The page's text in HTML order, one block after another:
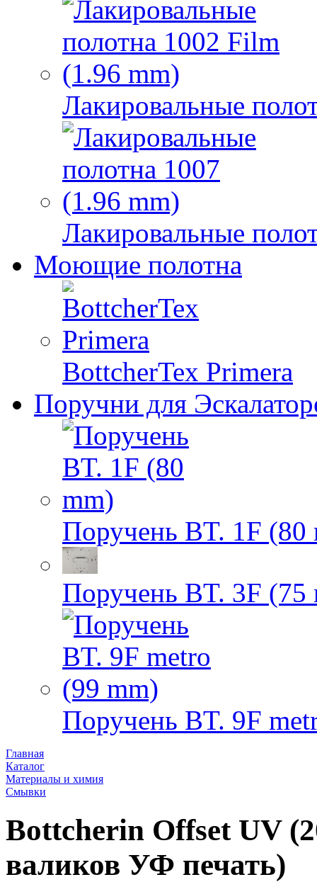
Лакировальные
Лакировальные
Моющие полотна
BottcherTex Primera
Поручни для
Поручень BT. 1F (80
Поручень BT. 3F (75
Поручень BT. 9F
Главная
Каталог
Материалы и химия
Смывки
Bottcherin Offset UV
валиков УФ печать)